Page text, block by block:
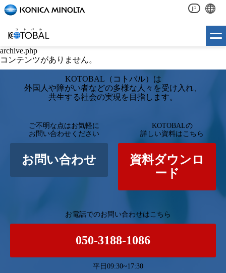
JP
archive.php
コンテンツがありません。
KOTOBAL（コトバル）は
外国人や障がい者などの多様な人々を受け入れ、
共生する社会の実現を目指します。
ご不明な点はお気軽に
お問い合わせください
お問い合わせ
KOTOBALの
詳しい資料はこちら
資料ダウンロ
ード
お電話でのお問い合わせはこちら
050-3188-1086
平日09:30~17:30